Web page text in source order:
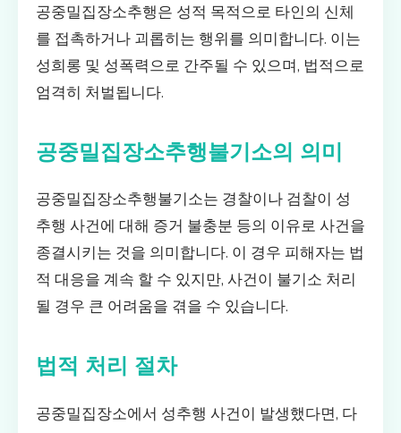
공중밀집장소추행은 성적 목적으로 타인의 신체
를 접촉하거나 괴롭히는 행위를 의미합니다. 이는
성희롱 및 성폭력으로 간주될 수 있으며, 법적으로
엄격히 처벌됩니다.
공중밀집장소추행불기소의 의미
공중밀집장소추행불기소는 경찰이나 검찰이 성
추행 사건에 대해 증거 불충분 등의 이유로 사건을
종결시키는 것을 의미합니다. 이 경우 피해자는 법
적 대응을 계속 할 수 있지만, 사건이 불기소 처리
될 경우 큰 어려움을 겪을 수 있습니다.
법적 처리 절차
공중밀집장소에서 성추행 사건이 발생했다면, 다